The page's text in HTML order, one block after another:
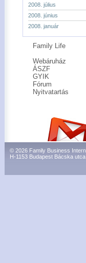
2008. július
2008. június
2008. január
Family Life
Webáruház
ÁSZF
GYIK
Fórum
Nyitvatartás
© 2026 Family Business
H-1153 Budapest Bácska